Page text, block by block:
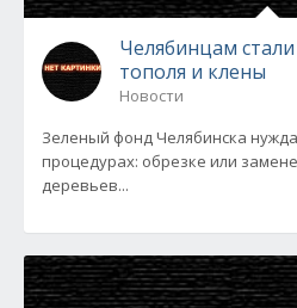
Челябинцам
тополя и клены
Новости
Зеленый фонд Челябинска
процедурах: обрезке или
деревьев...